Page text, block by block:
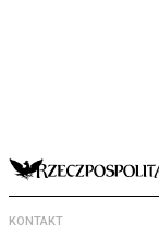
KONTAKT